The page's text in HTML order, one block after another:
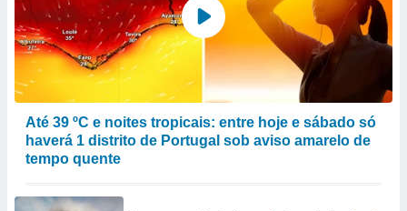
Até 39 ºC e noites tropicais: entre hoje e sábado só
haverá 1 distrito de Portugal sob aviso amarelo de
tempo quente